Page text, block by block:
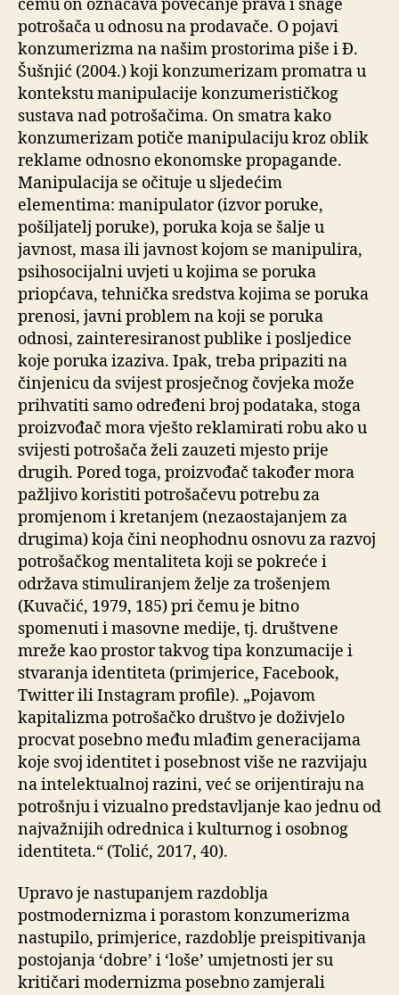
čemu on označava povećanje prava i snage
potrošača u odnosu na prodavače. O pojavi
konzumerizma na našim prostorima piše i Đ.
Šušnjić (2004.) koji konzumerizam promatra u
kontekstu manipulacije konzumerističkog
sustava nad potrošačima. On smatra kako
konzumerizam potiče manipulaciju kroz oblik
reklame odnosno ekonomske propagande.
Manipulacija se očituje u sljedećim
elementima: manipulator (izvor poruke,
pošiljatelj poruke), poruka koja se šalje u
javnost, masa ili javnost kojom se manipulira,
psihosocijalni uvjeti u kojima se poruka
priopćava, tehnička sredstva kojima se poruka
prenosi, javni problem na koji se poruka
odnosi, zainteresiranost publike i posljedice
koje poruka izaziva. Ipak, treba pripaziti na
činjenicu da svijest prosječnog čovjeka može
prihvatiti samo određeni broj podataka, stoga
proizvođač mora vješto reklamirati robu ako u
svijesti potrošača želi zauzeti mjesto prije
drugih. Pored toga, proizvođač također mora
pažljivo koristiti potrošačevu potrebu za
promjenom i kretanjem (nezaostajanjem za
drugima) koja čini neophodnu osnovu za razvoj
potrošačkog mentaliteta koji se pokreće i
održava stimuliranjem želje za trošenjem
(Kuvačić, 1979, 185) pri čemu je bitno
spomenuti i masovne medije, tj. društvene
mreže kao prostor takvog tipa konzumacije i
stvaranja identiteta (primjerice, Facebook,
Twitter ili Instagram profile). „Pojavom
kapitalizma potrošačko društvo je doživjelo
procvat posebno među mlađim generacijama
koje svoj identitet i posebnost više ne razvijaju
na intelektualnoj razini, već se orijentiraju na
potrošnju i vizualno predstavljanje kao jednu od
najvažnijih odrednica i kulturnog i osobnog
identiteta.“ (Tolić, 2017, 40).
Upravo je nastupanjem razdoblja
postmodernizma i porastom konzumerizma
nastupilo, primjerice, razdoblje preispitivanja
postojanja ‘dobre’ i ‘loše’ umjetnosti jer su
kritičari modernizma posebno zamjerali